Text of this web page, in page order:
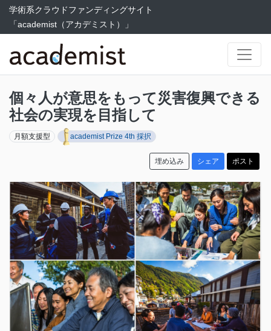
学術系クラウドファンディングサイト
「academist（アカデミスト）」
個々人が意思をもって災害復興できる
社会の実現を目指して
月額支援型 academist Prize 4th 採択
埋め込み シェア ポスト